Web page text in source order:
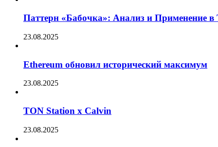
Паттерн «Бабочка»: Анализ и Применение в
23.08.2025
Ethereum обновил исторический максимум
23.08.2025
TON Station x Calvin
23.08.2025